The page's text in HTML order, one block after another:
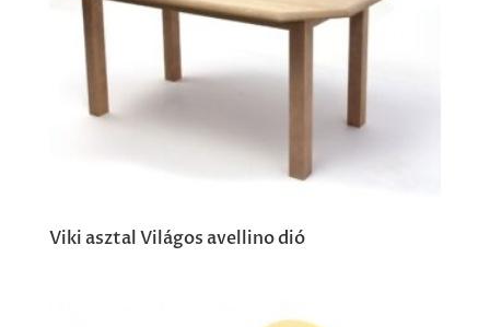
Viki asztal Világos avellino dió